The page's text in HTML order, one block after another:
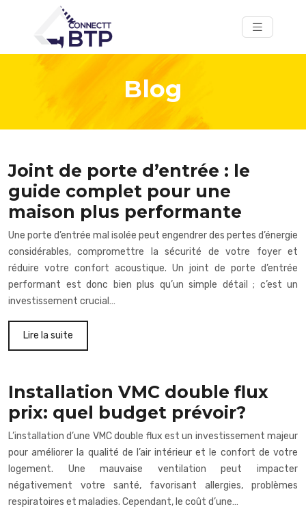
Blog
Joint de porte d’entrée : le
guide complet pour une
maison plus performante
Une porte d’entrée mal isolée peut engendrer des pertes d’énergie
considérables, compromettre la sécurité de votre foyer et
réduire votre confort acoustique. Un joint de porte d’entrée
performant est donc bien plus qu’un simple détail ; c’est un
investissement crucial…
Lire la suite
Installation VMC double flux
prix: quel budget prévoir?
L’installation d’une VMC double flux est un investissement majeur
pour améliorer la qualité de l’air intérieur et le confort de votre
logement. Une mauvaise ventilation peut impacter
négativement votre santé, favorisant allergies, problèmes
respiratoires et maladies. Cependant, le coût d’une…